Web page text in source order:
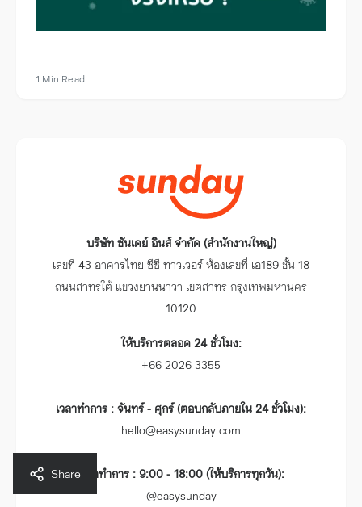
1 Min Read
บริษัท ซันเดย์ อินส์ จำกัด (สำนักงานใหญ่)
เลขที่ 43 อาคารไทย ซีซี ทาวเวอร์ ห้องเลขที่ เอ189 ชั้น 18
ถนนสาทรใต้ แขวงยานนาวา เขตสาทร กรุงเทพมหานคร
10120
ให้บริการตลอด 24 ชั่วโมง:
+66 2026 3355
เวลาทำการ : จันทร์ - ศุกร์ (ตอบกลับภายใน 24 ชั่วโมง):
hello@easysunday.com
เวลาทำการ : 9:00 - 18:00 (ให้บริการทุกวัน):
@easysunday
Share